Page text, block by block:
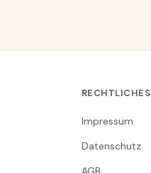
RECHTLICHES
Impressum
Datenschutz